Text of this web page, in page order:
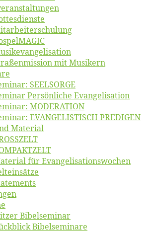
mit Musikern
SEELSORGE
Per­sön­li­che Evangelisation
MODERATION
EVANGELISTISCH PREDIGEN
Material
für Evangelisationswochen
Bibelseminar
Bibelseminare